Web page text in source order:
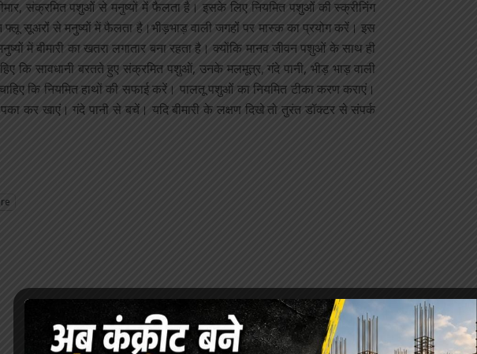
संक्रमित पशुओं से मनुष्यों में फैलता है। इसके लिए नियमित पशुओं की स्क्रीनिंग
सूअरों से मनुष्यों में फैलता है।भीड़भाड़ वाली जगहों पर मास्क का प्रयोग करें। इस
में बीमारी का खतरा लगातार बना रहता है। क्योंकि मानव जीवन पशुओं के साथ ही
कि सावधानी बरतते हुए संक्रमित पशुओं, उनके मलमूत्र, गंदे पानी, भीड़ भाड़ वाली
कि नियमित हाथों की सफाई करें। पालतू पशुओं का नियमित टीका करण कराएं।
कर खाएं। गंदे पानी से बचें। यदि बीमारी के लक्षण दिखे तो तुरंत डॉक्टर से संपर्क